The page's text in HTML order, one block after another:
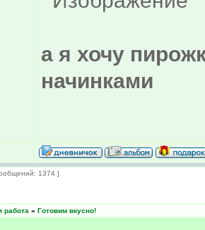
а я хочу
начинками
1374 ]
работа » Готовим вкусно!